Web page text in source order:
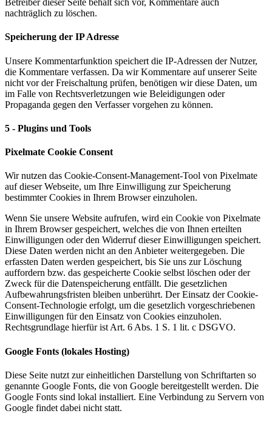
Betreiber dieser Seite behält sich vor, Kommentare auch
nachträglich zu löschen.
Speicherung der IP Adresse
Unsere Kommentarfunktion speichert die IP-Adressen der Nutzer,
die Kommentare verfassen. Da wir Kommentare auf unserer Seite
nicht vor der Freischaltung prüfen, benötigen wir diese Daten, um
im Falle von Rechtsverletzungen wie Beleidigungen oder
Propaganda gegen den Verfasser vorgehen zu können.
5 - Plugins und Tools
Pixelmate Cookie Consent
Wir nutzen das Cookie-Consent-Management-Tool von Pixelmate
auf dieser Webseite, um Ihre Einwilligung zur Speicherung
bestimmter Cookies in Ihrem Browser einzuholen.
Wenn Sie unsere Website aufrufen, wird ein Cookie von Pixelmate
in Ihrem Browser gespeichert, welches die von Ihnen erteilten
Einwilligungen oder den Widerruf dieser Einwilligungen speichert.
Diese Daten werden nicht an den Anbieter weitergegeben. Die
erfassten Daten werden gespeichert, bis Sie uns zur Löschung
auffordern bzw. das gespeicherte Cookie selbst löschen oder der
Zweck für die Datenspeicherung entfällt. Die gesetzlichen
Aufbewahrungsfristen bleiben unberührt. Der Einsatz der Cookie-
Consent-Technologie erfolgt, um die gesetzlich vorgeschriebenen
Einwilligungen für den Einsatz von Cookies einzuholen.
Rechtsgrundlage hierfür ist Art. 6 Abs. 1 S. 1 lit. c DSGVO.
Google Fonts (lokales Hosting)
Diese Seite nutzt zur einheitlichen Darstellung von Schriftarten so
genannte Google Fonts, die von Google bereitgestellt werden. Die
Google Fonts sind lokal installiert. Eine Verbindung zu Servern von
Google findet dabei nicht statt.